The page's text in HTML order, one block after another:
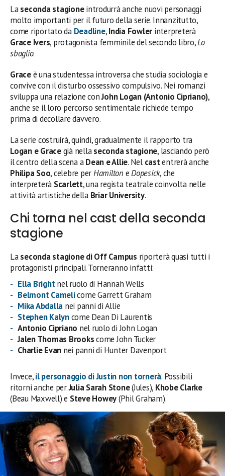
Laseconda stagioneintrodurrà anche nuovi personaggi
molto importanti per il futuro della serie. Innanzitutto,
come riportato da Deadline,India Fowler interpreterà
Grace Ivers, protagonista femminile del secondo libro,Lo
sbaglio.
Graceè una studentessa introversa che studia sociologia e
convive con il disturbo ossessivo compulsivo. Nei romanzi
sviluppa una relazione conJohn Logan (Antonio Cipriano),
anche se il loro percorso sentimentale richiede tempo
prima di decollare davvero.
La serie costruirà, quindi, gradualmente il rapporto tra
Logan e Gracegià nellaseconda stagione, lasciando però
il centro della scena aDean e Allie. Nel castentrerà anche
Philipa Soo, celebre perHamilton eDopesick, che
interpreterà Scarlett, una regista teatrale coinvolta nelle
attività artistiche della Briar University.
Chi torna nel cast della seconda
stagione
Laseconda stagione di Off Campus riporterà quasi tutti i
protagonisti principali. Torneranno infatti:
Ella Brightnel ruolo di Hannah Wells
Belmont Camelicome Garrett Graham
Mika Abdalla nei panni di Allie
Stephen Kalyncome Dean Di Laurentis
Antonio Cipriano nel ruolo di John Logan
Jalen Thomas Brookscome John Tucker
Charlie Evan nei panni di Hunter Davenport
Invece,il personaggio di Justin non tornerà. Possibili
ritorni anche perJulia Sarah Stone(Jules), Khobe Clarke
(Beau Maxwell) e Steve Howey(Phil Graham).